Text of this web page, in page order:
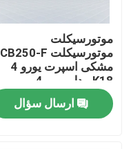
صفحه اصلی
موتورسیکلت
موتورسیکلت CB250-F
مشکی اسپرت یورو 4
K18 مدل یورو 4
ارسال سؤال